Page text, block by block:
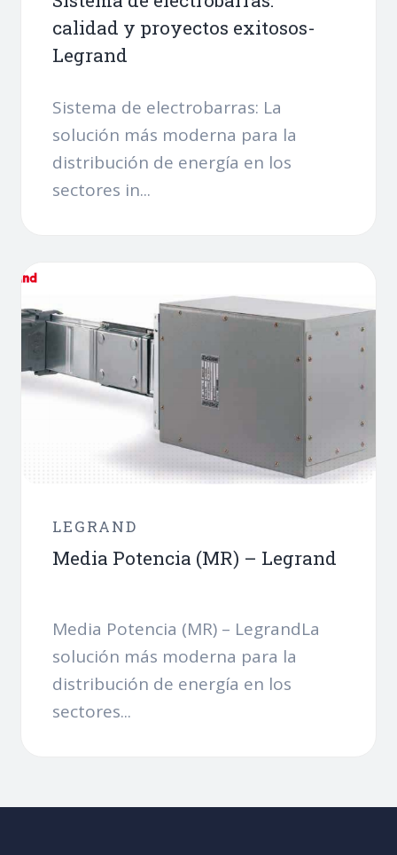
calidad y proyectos exitosos-
Legrand
Sistema de electrobarras: La
solución más moderna para la
distribución de energía en los
sectores in...
LEGRAND
Media Potencia (MR) – Legrand
Media Potencia (MR) – LegrandLa
solución más moderna para la
distribución de energía en los
sectores...